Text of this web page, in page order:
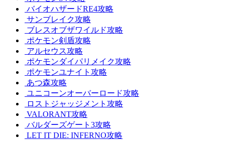
バイオハザードRE4攻略
サンブレイク攻略
ブレスオブザワイルド攻略
ポケモン剣盾攻略
アルセウス攻略
ポケモンダイパリメイク攻略
ポケモンユナイト攻略
あつ森攻略
ユニコーンオーバーロード攻略
ロストジャッジメント攻略
VALORANT攻略
バルダーズゲート3攻略
LET IT DIE: INFERNO攻略